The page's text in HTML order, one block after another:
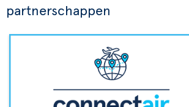
partnerschappen